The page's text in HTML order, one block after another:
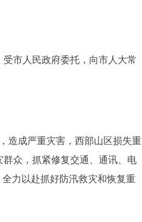
市人民政府委托，向市人大常
造成严重灾害，西部山区损失重
众，抓紧修复交通、通讯、电
力以赴抓好防汛救灾和恢复重